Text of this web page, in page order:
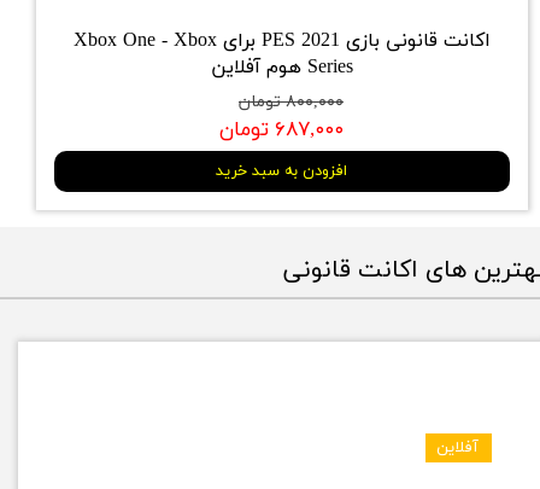
اکانت قانونی بازی PES 2021 برای Xbox One - Xbox
Series هوم آفلاین
۸۰۰,۰۰۰ تومان
۶۸۷,۰۰۰ تومان
افزودن به سبد خرید
آفلاین
های اکانت قانونی